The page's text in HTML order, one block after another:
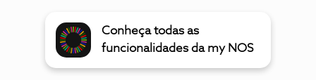
Conheça todas as
funcionalidades da my NOS